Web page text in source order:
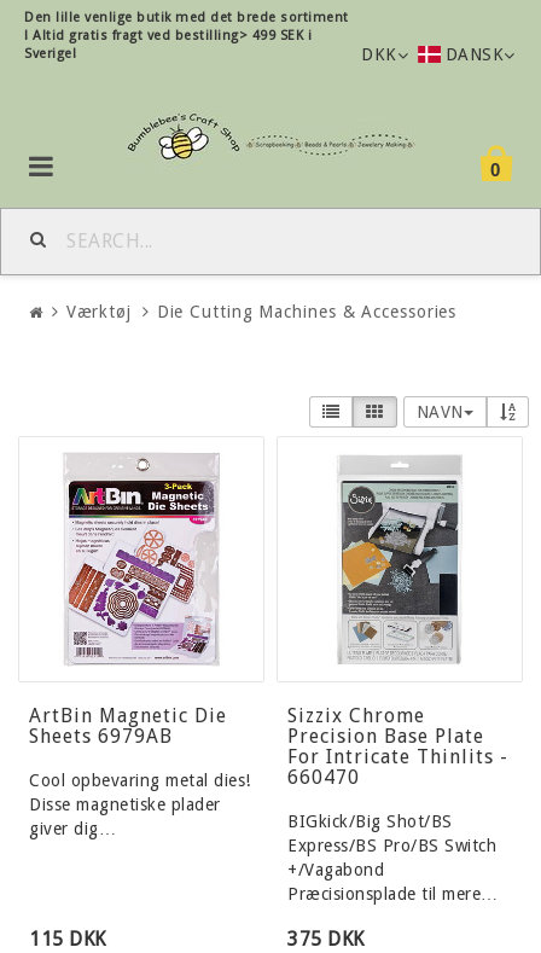
Den lille venlige butik med det brede sortiment
! Altid gratis fragt ved bestilling> 499 SEK i
Sverige!
DKK DANSK
0
Værktøj Die Cutting Machines & Accessories
NAVN
ArtBin Magnetic Die
Sheets 6979AB
Cool opbevaring metal dies!
Disse magnetiske plader
giver dig…
115 DKK
Sizzix Chrome
Precision Base Plate
For Intricate Thinlits -
660470
BIGkick/Big Shot/BS
Express/BS Pro/BS Switch
+/Vagabond
Præcisionsplade til mere…
375 DKK